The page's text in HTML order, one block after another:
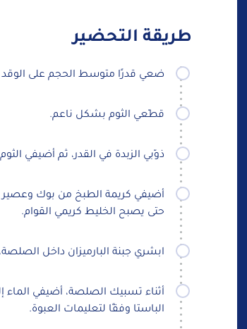
طريقة التحضير
ضعي قدرًا متوسط الحجم على
قطّعي الثوم بشكل ناعم.
ذوّبي الزبدة في القدر، ثم أضيفي الثوم واقليه
حتى يصبح الخليط كريمي القوام.
ابشري جبنة البارميزان داخل
أثناء تسبيك الصلصة، أضيفي
الباستا وفقًا لتعليمات العبوة.